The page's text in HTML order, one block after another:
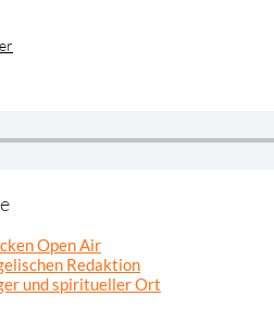
Open Air
Redaktion
und spiritueller Ort